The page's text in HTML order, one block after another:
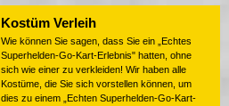
Kostüm Verleih
Wie können Sie sagen, dass Sie ein „Echtes
Superhelden-Go-Kart-Erlebnis" hatten, ohne
sich wie einer zu verkleiden! Wir haben alle
Kostüme, die Sie sich vorstellen können, um
dies zu einem „Echten Superhelden-Go-Kart-